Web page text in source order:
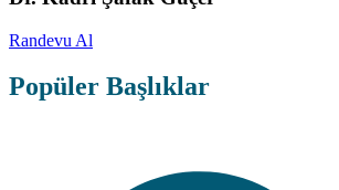
Randevu Al
Popüler Başlıklar